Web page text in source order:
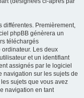
Premièrement,
phpBB génèrera un
téléchargés
Les deux
et un identifiant
assignés par le logiciel
navigation sur les sujets de
sujets que vous avez
navigation en tant